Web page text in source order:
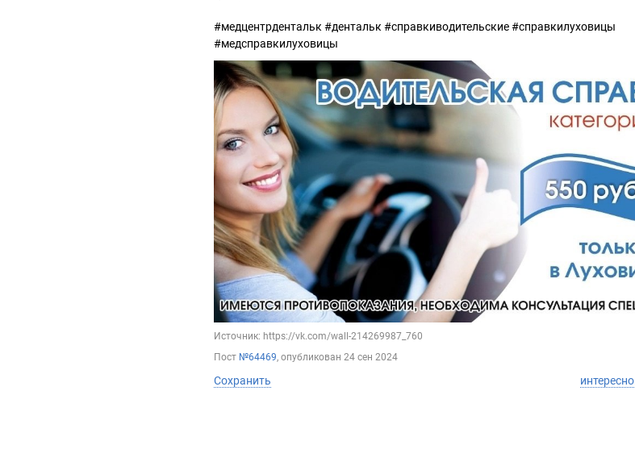
#медцентрдентальк #дентальк #справкиводительские #справкилуховицы
#медсправкилуховицы
Источник: https://vk.com/wall-214269987_760
Пост №64469, опубликован 24 сен 2024
Сохранить интересно